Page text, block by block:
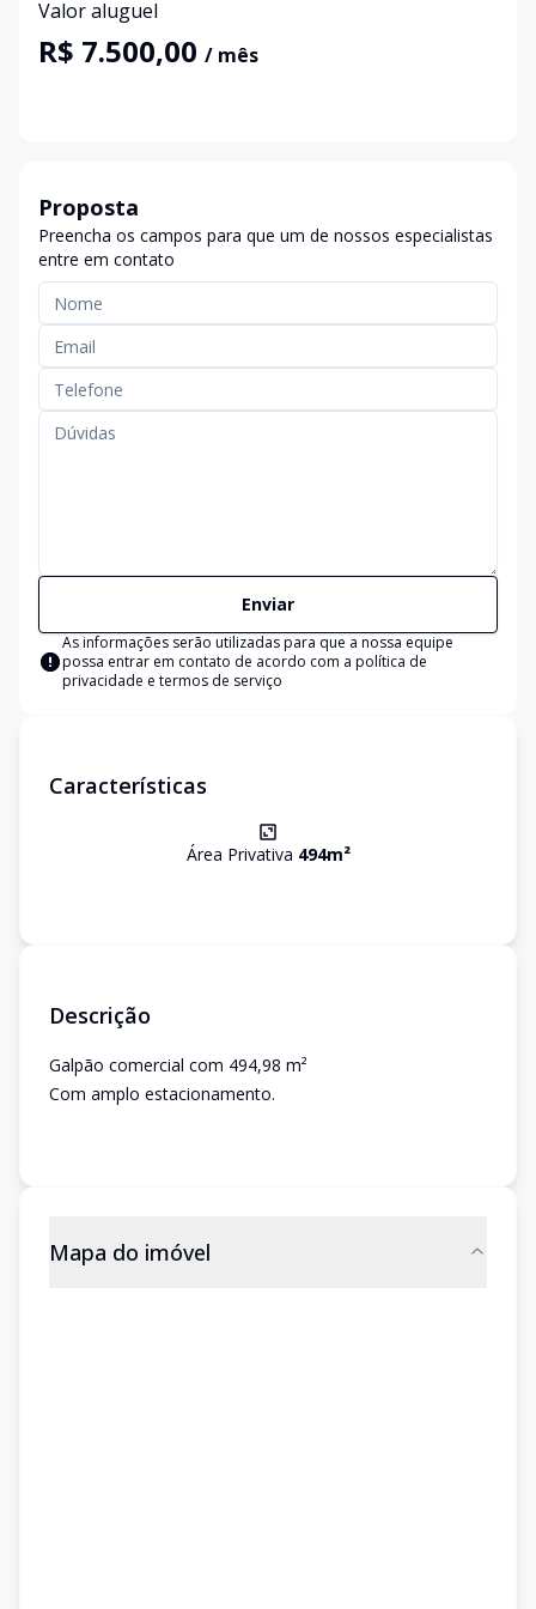
Valor aluguel
R$ 7.500,00 / mês
Proposta
Preencha os campos para que um de nossos especialistas
entre em contato
Enviar
As informações serão utilizadas para que a nossa equipe
possa entrar em contato de acordo com a política de
privacidade e termos de serviço
Características
Área Privativa 494m²
Descrição
Galpão comercial com 494,98 m²
Com amplo estacionamento.
Mapa do imóvel